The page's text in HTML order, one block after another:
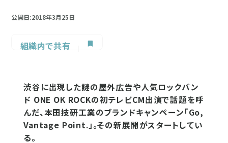
公開日:2018年3月25日
組織内で共有
渋谷に出現した謎の屋外広告や人気ロックバン
ド ONE OK ROCKの初テレビCM出演で話題を呼
んだ、本田技研工業のブランドキャンペーン「Go,
Vantage Point.」。その新展開がスタートしてい
る。